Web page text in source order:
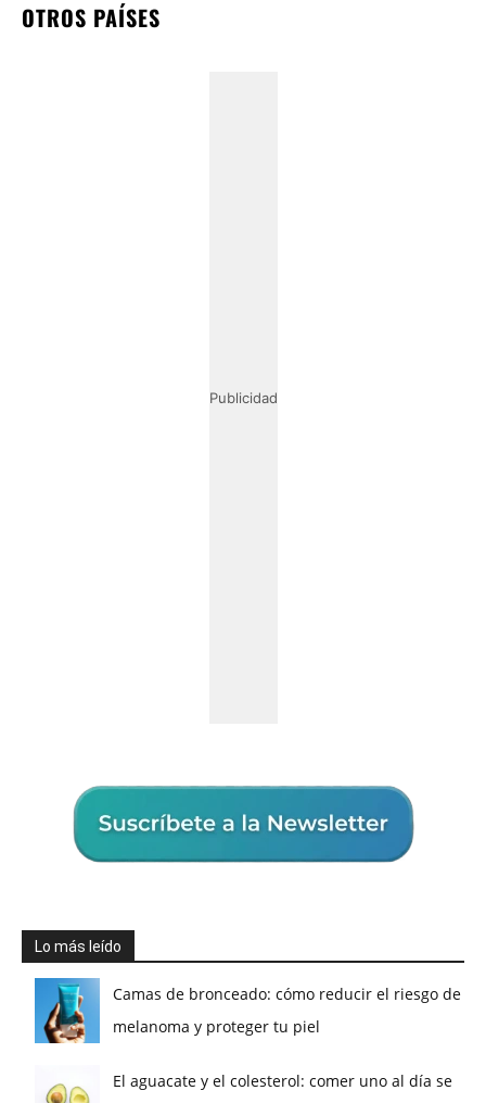
OTROS PAÍSES
Publicidad
Lo más leído
Camas de bronceado: cómo reducir el riesgo de
melanoma y proteger tu piel
El aguacate y el colesterol: comer uno al día se